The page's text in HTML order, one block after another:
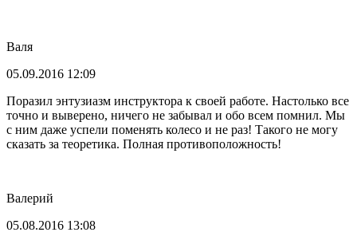
Валя
05.09.2016 12:09
Поразил энтузиазм инструктора к своей работе. Настолько все
точно и выверено, ничего не забывал и обо всем помнил. Мы
с ним даже успели поменять колесо и не раз! Такого не могу
сказать за теоретика. Полная противоположность!
Валерий
05.08.2016 13:08